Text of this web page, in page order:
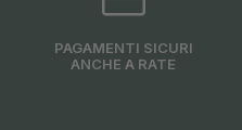
PAGAMENTI SICURI
ANCHE A RATE